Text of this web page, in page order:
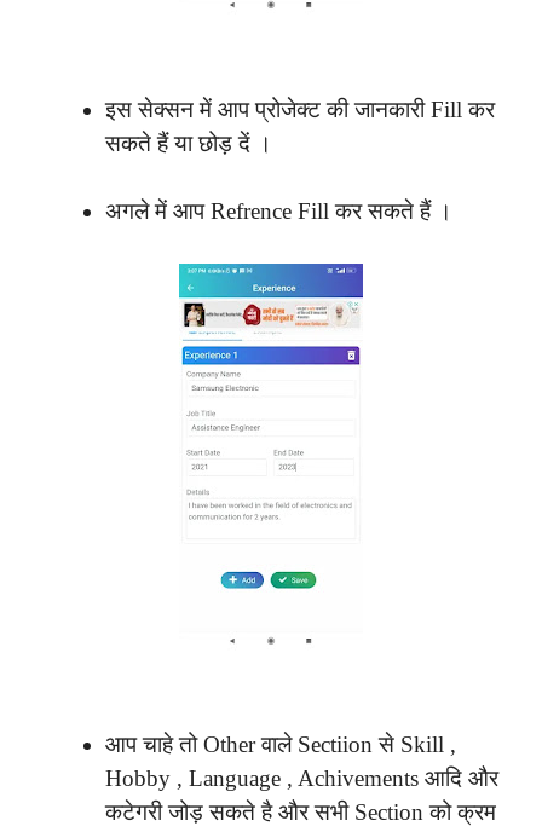
इस सेक्सन में आप प्रोजेक्ट की जानकारी Fill कर
सकते हैं या छोड़ दें ।
अगले में आप Refrence Fill कर सकते हैं ।
आप चाहे तो Other वाले Sectiion से Skill ,
Hobby , Language , Achivements आदि और
कटेगरी जोड़ सकते है और सभी Section को क्रम